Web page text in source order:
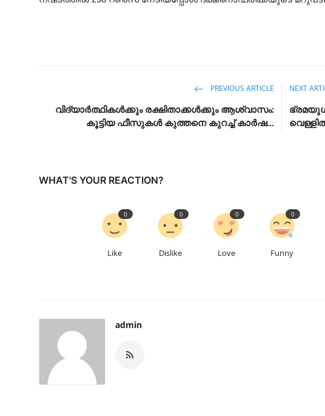
PREVIOUS ARTICLE
വിദ്യാർത്ഥികൾക്കും രക്ഷിതാക്കൾക്കും ആശ്വാസം:
കൂട്ടിയ ഫീസുകൾ കുത്തനെ കുറച്ച് കാർഷ...
NEXT
WHAT'S YOUR REACTION?
Like
0
Dislike
0
Love
0
Funny
0
admin